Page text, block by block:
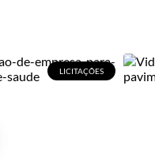
LICITAÇÕES